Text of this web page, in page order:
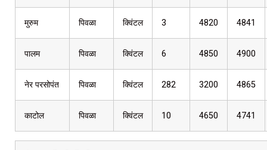
मुरुम पिवळा क्विंटल 3 4820 4841
पालम पिवळा क्विंटल 6 4850 4900
नेर परसोपंत पिवळा क्विंटल 282 3200 4865
काटोल पिवळा क्विंटल 10 4650 4741